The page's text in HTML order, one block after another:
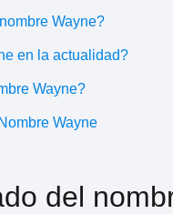
Wayne?
en la actualidad?
Wayne?
Wayne
del